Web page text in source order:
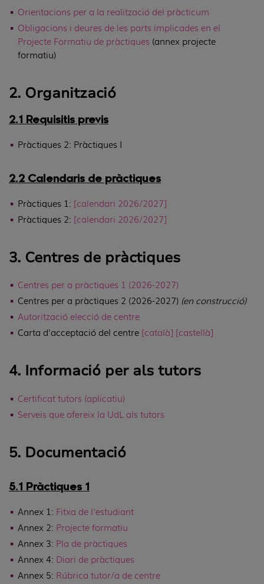
Orientacions per a la realització del pràcticum
Obligacions i deures de les parts implicades en el
Projecte Formatiu de pràctiques (annex projecte
formatiu)
2. Organització
2.1 Requisitis previs
Pràctiques 2: Pràctiques I
2.2 Calendaris de pràctiques
Pràctiques 1: [calendari 2026/2027]
Pràctiques 2: [calendari 2026/2027]
3. Centres de pràctiques
Centres per a pràctiques 1 (2026-2027)
Centres per a pràctiques 2 (2026-2027) (en construcció)
Autorització elecció de centre
Carta d'acceptació del centre [català] [castellà]
4. Informació per als tutors
Certificat tutors (aplicatiu)
Serveis que ofereix la UdL als tutors
5. Documentació
5.1 Pràctiques 1
Annex 1: Fitxa de l'estudiant
Annex 2: Projecte formatiu
Annex 3: Pla de pràctiques
Annex 4: Diari de pràctiques
Annex 5: Rúbrica tutor/a de centre